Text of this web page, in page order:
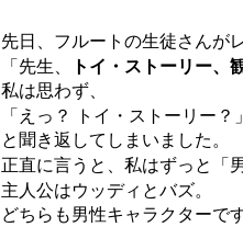
先日、フルートの生徒さんが
「先生、
トイ・ストーリー、
私は思わず、
「えっ？ トイ・ストーリー？」
と聞き返してしまいました。
正直に言うと、私はずっと「
主人公はウッディとバズ。
どちらも男性キャラクターです